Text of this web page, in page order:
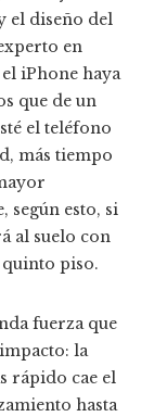
el diseño del
en
iPhone haya
que de un
el teléfono
más tiempo
según esto, si
al suelo con
quinto piso.
fuerza que
la
rápido cae el
hasta